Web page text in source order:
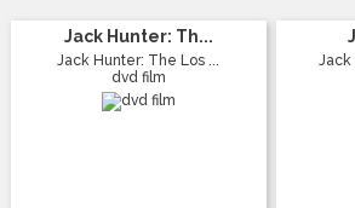
Jack Hunter: Th...
Jack Hunter: The Los ...
dvd film
Jack